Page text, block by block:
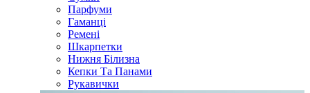
Парфуми
Гаманці
Ремені
Шкарпетки
Нижня Білизна
Кепки Та Панами
Рукавички